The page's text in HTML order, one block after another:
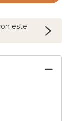
este